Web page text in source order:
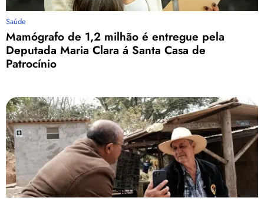
Saúde
Mamógrafo de 1,2 milhão é entregue pela
Deputada Maria Clara á Santa Casa de
Patrocínio